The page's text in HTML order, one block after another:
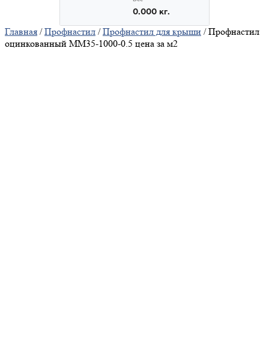
Главная /Профнастил /Профнастил для крыши / Профнастил
оцинкованный ММ35-1000-0.5 цена за м2